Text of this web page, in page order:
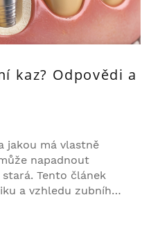
kaz? Odpovědi a
jakou má vlastně
napadnout
Tento článek
a vzhledu zubního
a jak se tomu dá
pečovat o